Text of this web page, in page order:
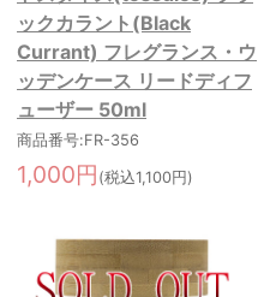
ックカラント(Black
Currant) フレグランス・ウ
ッデンケース リードディフ
ューザー 50ml
商品番号:FR-356
1,000円 (税込1,100円)